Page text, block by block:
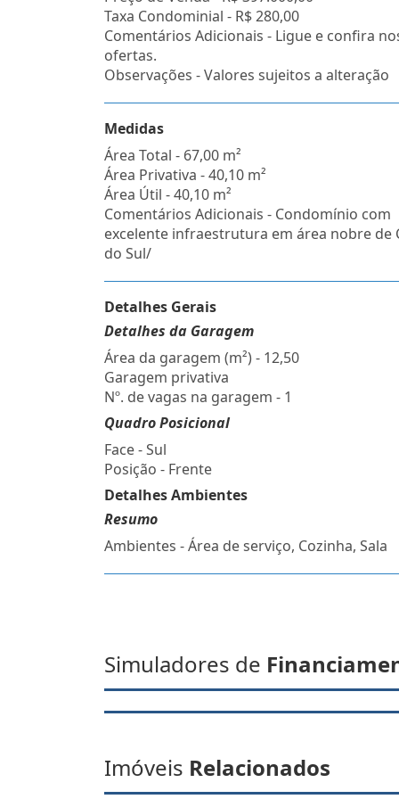
Taxa Condominial - R$ 280,00
Comentários Adicionais - Ligue e confira
ofertas.
Observações - Valores sujeitos a alteração
Medidas
Área Total - 67,00 m²
Área Privativa - 40,10 m²
Área Útil - 40,10 m²
Comentários Adicionais - Condomínio com
excelente infraestrutura em área nobre de
do Sul/
Detalhes Gerais
Detalhes da Garagem
Área da garagem (m²) - 12,50
Garagem privativa
Nº. de vagas na garagem - 1
Quadro Posicional
Face - Sul
Posição - Frente
Detalhes Ambientes
Resumo
Ambientes - Área de serviço, Cozinha, Sala
Simuladores de
Imóveis Relacionados